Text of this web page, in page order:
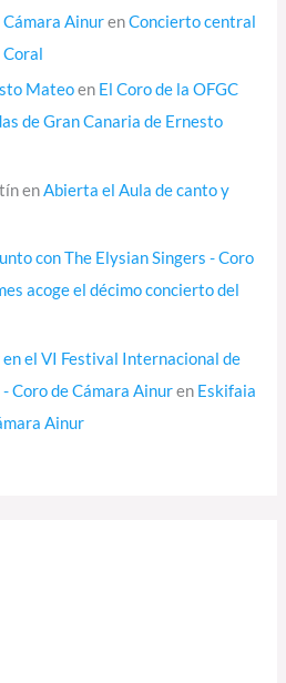
Cámara AinurenConcierto central
Mateoen El Coro de la OFGC
de Gran Canaria de Ernesto
enAbierta el Aula de canto y
con The Elysian Singers - Coro
acoge el décimo concierto del
el VI Festival Internacional de
Coro de Cámara Ainuren Eskifaia
Ainur